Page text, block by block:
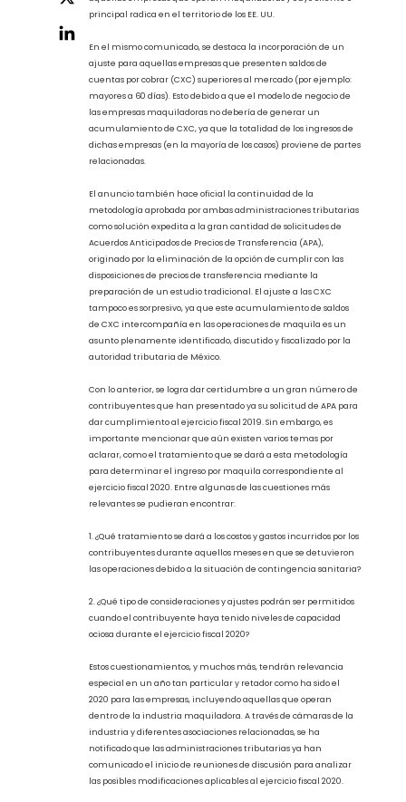
El pasado 28 de octubre, la administración tributaria de los EE.
UU., elInternal Revenue Service (IRS), ratificó, mediante un
comunicado oficial, que la metodología electiva conocida como
aquellas empresas que operan maquiladoras y cuyo cliente o
principal radica en el territorio de los EE. UU.
ajuste para aquellas empresas que presenten saldos de
cuentas por cobrar (CXC) superiores al mercado (por ejemplo:
mayores a 60 días). Esto debido a que el modelo de negocio de
las empresas maquiladoras no debería de generar un
dichas empresas (en la mayoría de los casos) proviene de partes
relacionadas.
El anuncio también hace oficial la continuidad de la
metodología aprobada por ambas administraciones tributarias
Acuerdos Anticipados de Precios de Transferencia (APA),
originado por la eliminación de la opción de cumplir con las
preparación de un estudio tradicional. El ajuste a las CXC
tampoco es sorpresivo, ya que este acumulamiento de saldos
de CXC intercompañía en las operaciones de maquila es un
asunto plenamente identificado, discutido y fiscalizado por la
Con lo anterior, se logra dar certidumbre a un gran número de
contribuyentes que han presentado ya su solicitud de APA para
importante mencionar que aún existen varios temas por
aclarar, como el tratamiento que se dará a esta metodología
ejercicio fiscal 2020. Entre algunas de las cuestiones más
relevantes se pudieran encontrar:
1. ¿Qué tratamiento se dará a los costos y gastos incurridos por los
contribuyentes durante aquellos meses en que se detuvieron